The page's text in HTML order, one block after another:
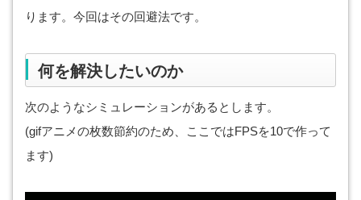
ります。今回はその回避法です。
何を解決したいのか
次のようなシミュレーションがあるとします。
(gifアニメの枚数節約のため、ここではFPSを10で作って
ます)